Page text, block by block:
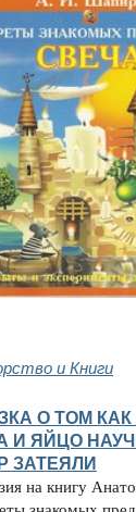
и Книги
О ТОМ
И ЯЙЦО
ЗАТЕЯЛИ
на книгу